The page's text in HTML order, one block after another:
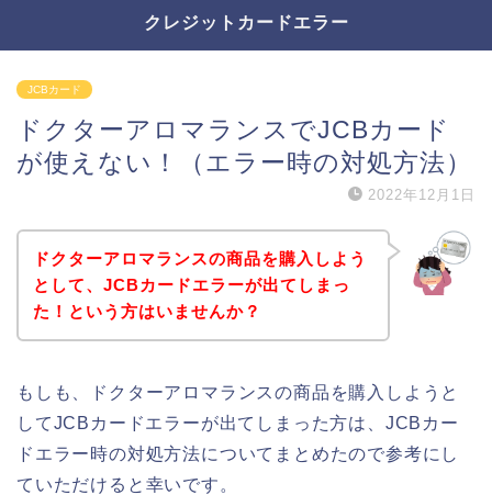
クレジットカードエラー
JCBカード
ドクターアロマランスでJCBカード
が使えない！（エラー時の対処方法）
2022年12月1日
ドクターアロマランスの商品を購入しよう
として、JCBカードエラーが出てしまっ
た！という方はいませんか？
もしも、ドクターアロマランスの商品を購入しようと
してJCBカードエラーが出てしまった方は、JCBカー
ドエラー時の対処方法についてまとめたので参考にし
ていただけると幸いです。